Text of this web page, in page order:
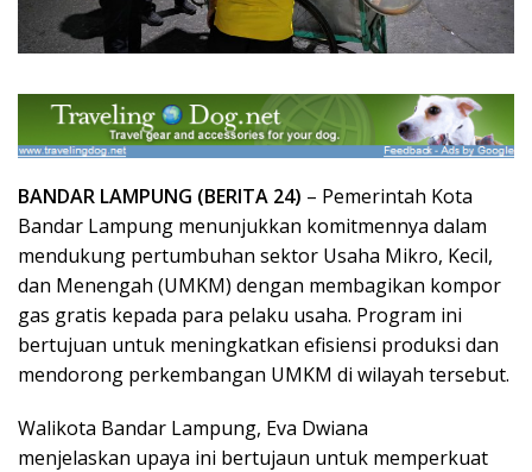
BANDAR LAMPUNG (BERITA 24) – Pemerintah Kota
Bandar Lampung menunjukkan komitmennya dalam
mendukung pertumbuhan sektor Usaha Mikro, Kecil,
dan Menengah (UMKM) dengan membagikan kompor
gas gratis kepada para pelaku usaha. Program ini
bertujuan untuk meningkatkan efisiensi produksi dan
mendorong perkembangan UMKM di wilayah tersebut.
Walikota Bandar Lampung, Eva Dwiana
menjelaskan upaya ini bertujaun untuk memperkuat